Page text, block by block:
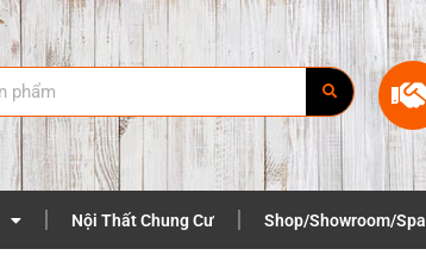
Nội Thất Chung Cư Shop/Showroom/Spa